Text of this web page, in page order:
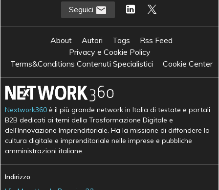
Seguici
About Autori Tags
Rss Feed
Privacy e Cookie Policy
Terms&Conditions Contenuti Specialistici
Cookie Center
Nextwork360 è il più grande network in Italia di testate e portali
B2B dedicati ai temi della Trasformazione Digitale e
dell’Innovazione Imprenditoriale. Ha la missione di diffondere la
cultura digitale e imprenditoriale nelle imprese e pubbliche
amministrazioni italiane.
Indirizzo